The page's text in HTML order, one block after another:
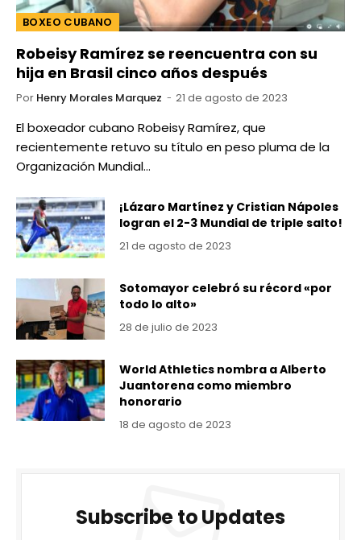
BOXEO CUBANO
Robeisy Ramírez se reencuentra con su
hija en Brasil cinco años después
Por Henry Morales Marquez 21 de agosto de 2023
El boxeador cubano Robeisy Ramírez, que
recientemente retuvo su título en peso pluma de la
Organización Mundial…
¡Lázaro Martínez y Cristian Nápoles
logran el 2-3 Mundial de triple salto!
21 de agosto de 2023
Sotomayor celebró su récord «por
todo lo alto»
28 de julio de 2023
World Athletics nombra a Alberto
Juantorena como miembro
honorario
18 de agosto de 2023
Subscribe to Updates